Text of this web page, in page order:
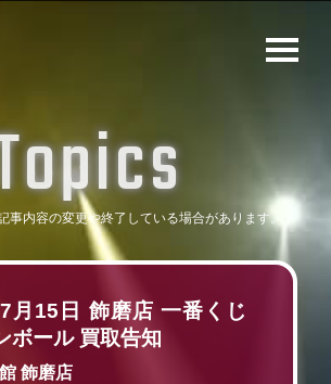
opics
事内容の変更や終了している場合があります。
月15日 飾磨店 一番くじ
ボール 買取告知
飾磨店